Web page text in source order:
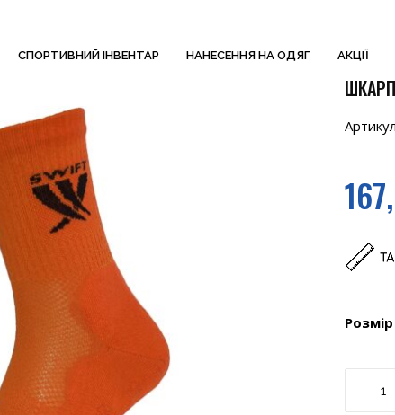
СПОРТИВНИЙ ІНВЕНТАР НАНЕСЕННЯ НА ОДЯГ АКЦІЇ
Розмір